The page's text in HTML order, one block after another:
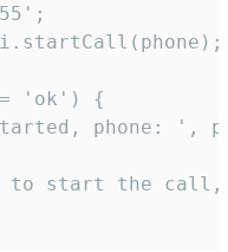
'ok') {
phone: ',
to start the